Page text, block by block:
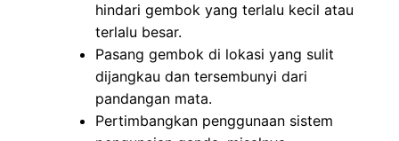
hindari gembok yang terlalu kecil atau
terlalu besar.
Pasang gembok di lokasi yang sulit
dijangkau dan tersembunyi dari
pandangan mata.
Pertimbangkan penggunaan sistem